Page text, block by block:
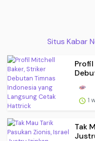
Situs Kabar
1
Tak